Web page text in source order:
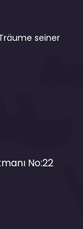
seiner
No:22